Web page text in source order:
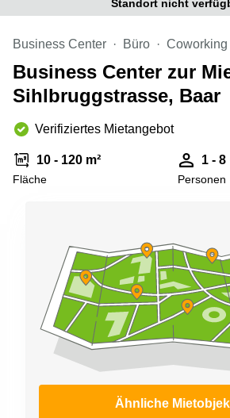
mieten
Luzern
Business
Center
Center
Zug
29 Basel
Zugerstrasse
Glärnischstrasse
13 Wil
Werftestrasse
Standort nicht
Business Center Büro Coworking
Business Center zur
Sihlbruggstrasse, Baar
Verifiziertes Mietangebot
10 - 120 m²
Fläche
1 - 8
Personen
Ähnliche